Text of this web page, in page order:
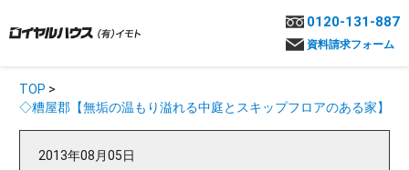
0120-131-887
資料請求フォーム
TOP >
◇糟屋郡【無垢の温もり溢れる中庭とスキップフロアのある家】
2013年08月05日